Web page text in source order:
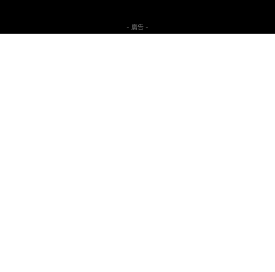
- 廣告 -